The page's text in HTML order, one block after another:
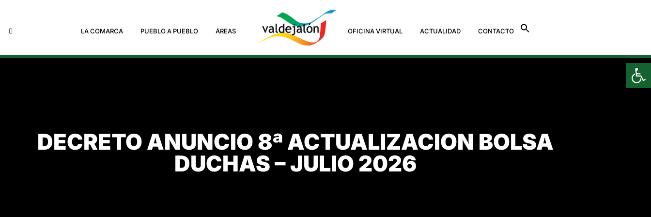
LA COMARCA PUEBLO A PUEBLO ÁREAS OFICINA VIRTUAL ACTUALIDAD CONTACTO
DECRETO ANUNCIO 8ª ACTUALIZACION BOLSA
DUCHAS – JULIO 2026